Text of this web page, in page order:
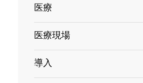
医療
医療現場
導入